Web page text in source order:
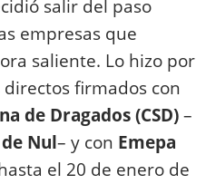
salir del paso
empresas que
saliente. Lo hizo por
firmados con
de Dragados (CSD)–
de Nul– y con Emepa
el 20 de enero de